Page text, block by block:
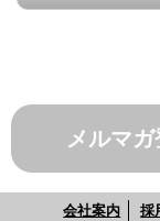
メルマ
会社案内 採